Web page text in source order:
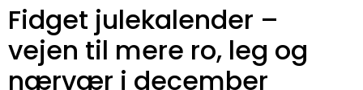
Fidget julekalender –
vejen til mere ro, leg og
nærvær i december